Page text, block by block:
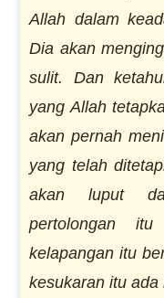
Allah dalam
Dia akan
sulit. Dan
yang Allah
akan pernah
yang telah
akan luput
pertolongan
kelapangan itu
kesukaran itu ada